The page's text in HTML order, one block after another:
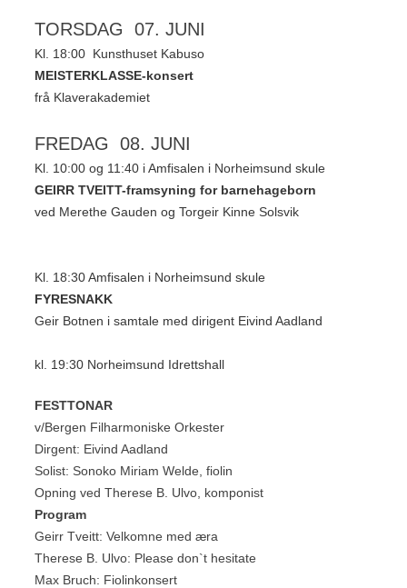
TORSDAG 07. JUNI
Kl. 18:00 Kunsthuset Kabuso
MEISTERKLASSE-konsert
frå Klaverakademiet
FREDAG 08. JUNI
Kl. 10:00 og 11:40 i Amfisalen i Norheimsund skule
GEIRR TVEITT-framsyning for barnehageborn
ved Merethe Gauden og Torgeir Kinne Solsvik
Kl. 18:30 Amfisalen i Norheimsund skule
FYRESNAKK
Geir Botnen i samtale med dirigent Eivind Aadland
kl. 19:30 Norheimsund Idrettshall
FESTTONAR
v/Bergen Filharmoniske Orkester
Dirgent: Eivind Aadland
Solist: Sonoko Miriam Welde, fiolin
Opning ved Therese B. Ulvo, komponist
Program
Geirr Tveitt: Velkomne med æra
Therese B. Ulvo: Please don`t hesitate
Max Bruch: Fiolinkonsert